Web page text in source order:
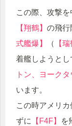
この際、攻撃
【翔鶴】 の飛行
式艦爆】
（ 【瑞
着艦しようと
トン、ヨークタ
います。
この時アメリ
ずに
【F4F】
を